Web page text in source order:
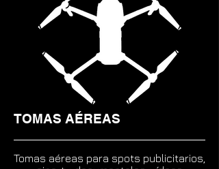
TOMAS AÉREAS
Tomas aéreas para spots publicitarios,